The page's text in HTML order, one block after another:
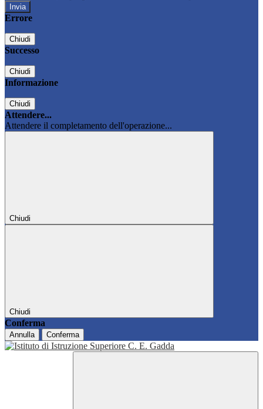
Errore
Chiudi
Successo
Chiudi
Informazione
Chiudi
Attendere...
Attendere il completamento dell'operazione...
Chiudi
Chiudi
Conferma
Annulla Conferma